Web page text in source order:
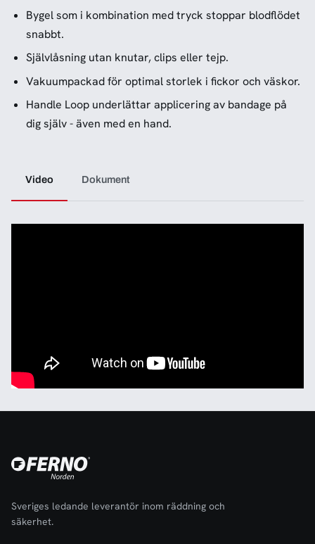
Bygel som i kombination med tryck stoppar blodflödet
snabbt.
Självlåsning utan knutar, clips eller tejp.
Vakuumpackad för optimal storlek i fickor och väskor.
Handle Loop underlättar applicering av bandage på
dig själv - även med en hand.
Video Dokument
Sveriges ledande leverantör inom räddning och
säkerhet.